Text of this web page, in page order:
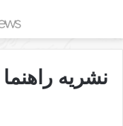
نشریه راهنما 51